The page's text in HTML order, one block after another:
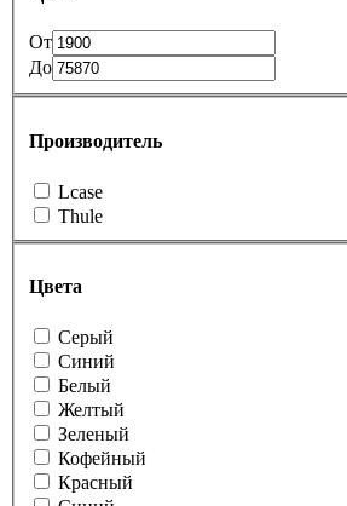
От
До
Производитель
Lcase
Thule
Цвета
Cерый
Cиний
Белый
Желтый
Зеленый
Кофейный
Красный